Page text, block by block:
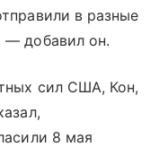
в разные
— добавил он.
сил США, Кон,
8 мая